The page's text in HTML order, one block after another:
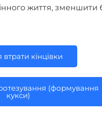
життя, зменшити
втрати кінцівки
(формування
кукси)